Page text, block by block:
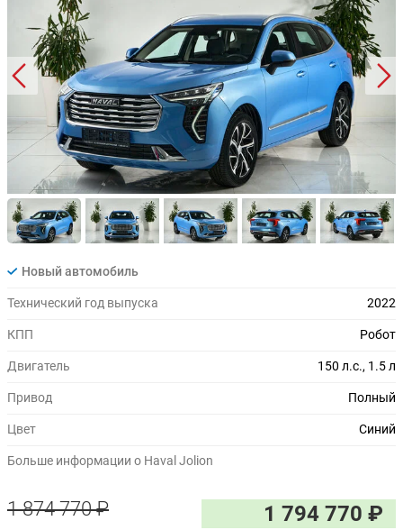
Новый автомобиль
Технический год выпуска 2022
КПП Робот
Двигатель 150 л.с., 1.5 л
Привод Полный
Цвет Синий
Больше информации о Haval Jolion
1 874 770 ₽ 1 794 770 ₽